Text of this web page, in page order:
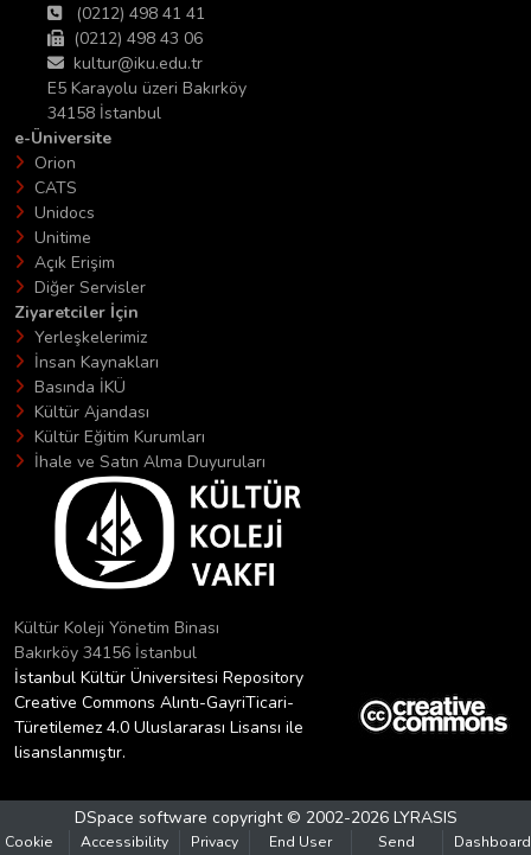
(0212) 498 41 41
(0212) 498 43 06
kultur@iku.edu.tr
E5 Karayolu üzeri Bakırköy
34158 İstanbul
e-Üniversite
Orion
CATS
Unidocs
Unitime
Açık Erişim
Diğer Servisler
Ziyaretciler İçin
Yerleşkelerimiz
İnsan Kaynakları
Basında İKÜ
Kültür Ajandası
Kültür Eğitim Kurumları
İhale ve Satın Alma Duyuruları
Kültür Koleji Yönetim Binası
Bakırköy 34156 İstanbul
İstanbul Kültür Üniversitesi Repository
Creative Commons Alıntı-GayriTicari-
Türetilemez 4.0 Uluslararası Lisansı ile
lisanslanmıştır.
DSpace software copyright © 2002-2026 LYRASIS
Cookie
Accessibility
Privacy
End User
Send
Dashboard